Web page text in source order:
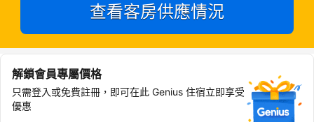
查看客房供應情況
解鎖會員專屬價格
只需登入或免費註冊，即可在此 Genius 住宿立即享受
優惠